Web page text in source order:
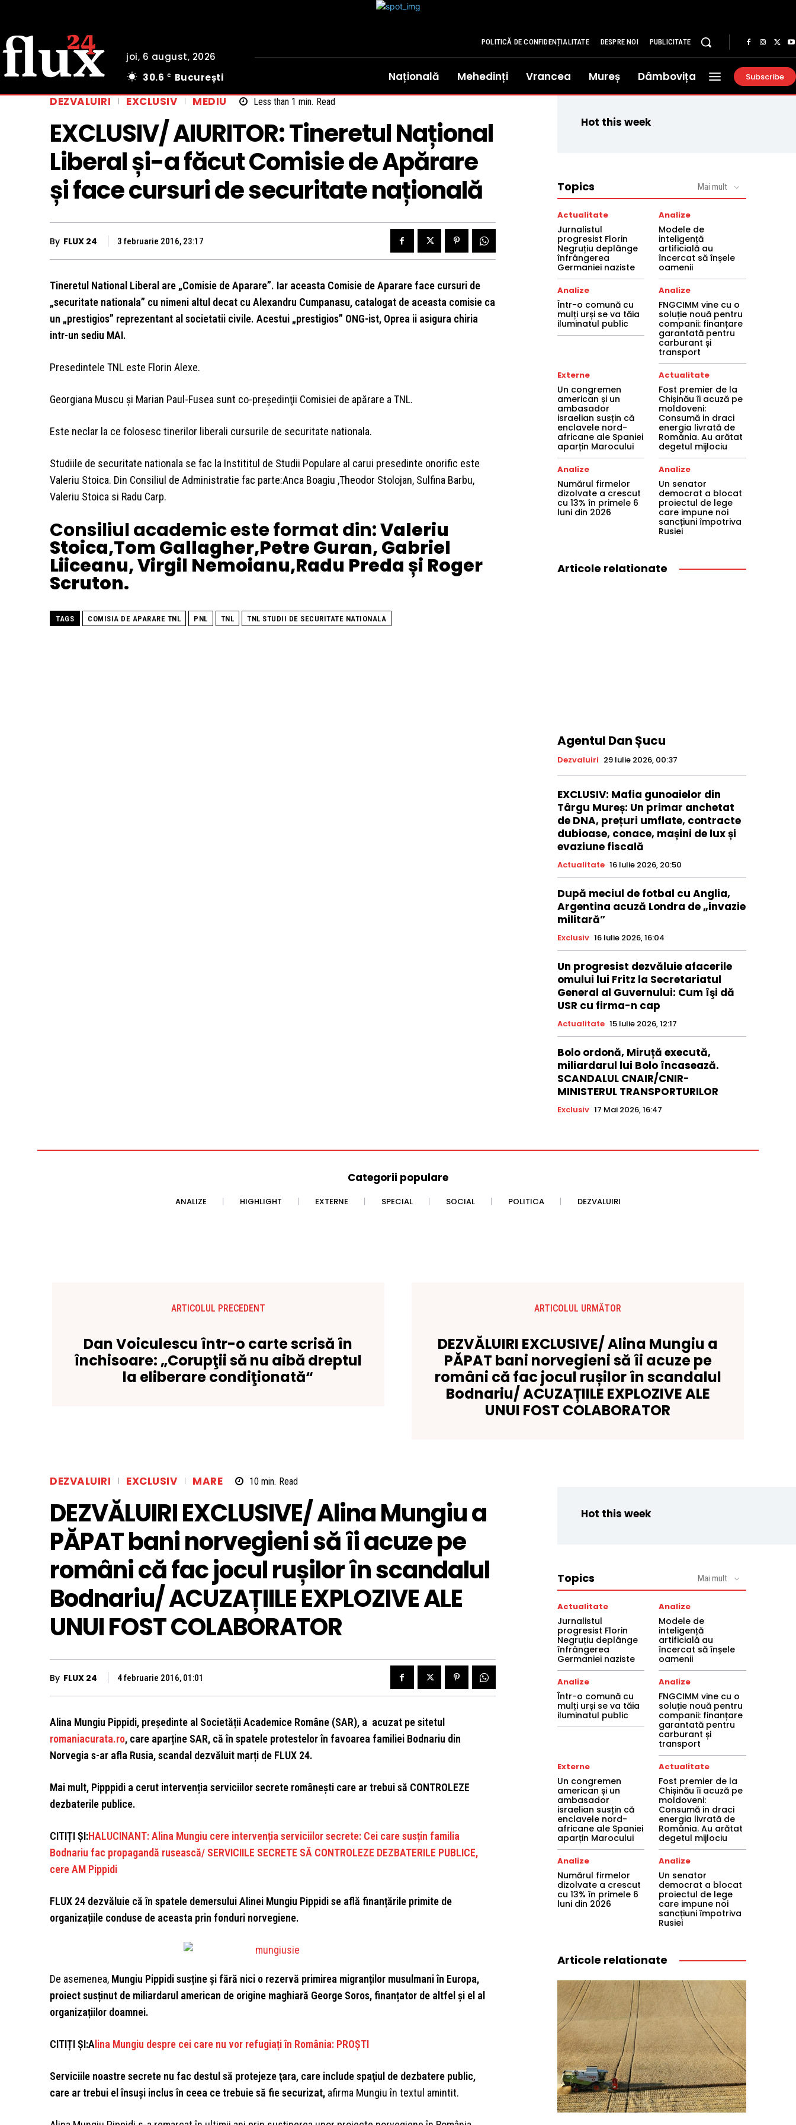
joi, 6 august, 2026
30.6 C București
POLITICĂ DE CONFIDENȚIALITATE DESPRE NOI PUBLICITATE
Națională Mehedinți Vrancea Mureș Dâmbovița Subscribe
DEZVALUIRI EXCLUSIV MEDIU Less than 1 min. Read
EXCLUSIV/ AIURITOR: Tineretul Național
Liberal și-a făcut Comisie de Apărare
și face cursuri de securitate națională
By FLUX 24 3 februarie 2016, 23:17
Tineretul National Liberal are „Comisie de Aparare”. Iar aceasta Comisie de Aparare face cursuri de
„securitate nationala” cu nimeni altul decat cu Alexandru Cumpanasu, catalogat de aceasta comisie ca
un „prestigios” reprezentant al societatii civile. Acestui „prestigios” ONG-ist, Oprea ii asigura chiria
intr-un sediu MAI.
Presedintele TNL este Florin Alexe.
Georgiana Muscu şi Marian Paul-Fusea sunt co-preşedinţii Comisiei de apărare a TNL.
Este neclar la ce folosesc tinerilor liberali cursurile de securitate nationala.
Studiile de securitate nationala se fac la Instititul de Studii Populare al carui presedinte onorific este
Valeriu Stoica. Din Consiliul de Administratie fac parte:Anca Boagiu ,Theodor Stolojan, Sulfina Barbu,
Valeriu Stoica si Radu Carp.
Consiliul academic este format din:Valeriu
Stoica,Tom Gallagher,Petre Guran, Gabriel
Liiceanu, Virgil Nemoianu,Radu Preda și Roger
Scruton.
TAGS COMISIA DE APARARE TNL PNL TNL TNL STUDII DE SECURITATE NATIONALA
Hot this week
Topics Mai mult
Actualitate
Jurnalistul
progresist Florin
Negruțiu deplânge
înfrângerea
Germaniei naziste
Analize
Modele de
inteligență
artificială au
încercat să înșele
oamenii
Analize
Într-o comună cu
mulți urși se va tăia
iluminatul public
Analize
FNGCIMM vine cu o
soluție nouă pentru
companii: finanțare
garantată pentru
carburant și
transport
Externe
Un congremen
american și un
ambasador
israelian susțin că
enclavele nord-
africane ale Spaniei
aparțin Marocului
Actualitate
Fost premier de la
Chișinău îi acuză pe
moldoveni:
Consumă in draci
energia livrată de
România. Au arătat
degetul mijlociu
Analize
Numărul firmelor
dizolvate a crescut
cu 13% în primele 6
luni din 2026
Analize
Un senator
democrat a blocat
proiectul de lege
care impune noi
sancțiuni împotriva
Rusiei
Articole relationate
Agentul Dan Șucu
Dezvaluiri 29 Iulie 2026, 00:37
EXCLUSIV: Mafia gunoaielor din
Târgu Mureș: Un primar anchetat
de DNA, prețuri umflate, contracte
dubioase, conace, mașini de lux și
evaziune fiscală
Actualitate 16 Iulie 2026, 20:50
După meciul de fotbal cu Anglia,
Argentina acuză Londra de „invazie
militară”
Exclusiv 16 Iulie 2026, 16:04
Un progresist dezvăluie afacerile
omului lui Fritz la Secretariatul
General al Guvernului: Cum îşi dă
USR cu firma-n cap
Actualitate 15 Iulie 2026, 12:17
Bolo ordonă, Miruță execută,
miliardarul lui Bolo încasează.
SCANDALUL CNAIR/CNIR-
MINISTERUL TRANSPORTURILOR
Exclusiv 17 Mai 2026, 16:47
Categorii populare
ANALIZE HIGHLIGHT EXTERNE SPECIAL SOCIAL POLITICA DEZVALUIRI
ARTICOLUL PRECEDENT
Dan Voiculescu într-o carte scrisă în
închisoare: „Corupţii să nu aibă dreptul
la eliberare condiţionată“
ARTICOLUL URMĂTOR
DEZVĂLUIRI EXCLUSIVE/ Alina Mungiu a
PĂPAT bani norvegieni să îi acuze pe
români că fac jocul rușilor în scandalul
Bodnariu/ ACUZAȚIILE EXPLOZIVE ALE
UNUI FOST COLABORATOR